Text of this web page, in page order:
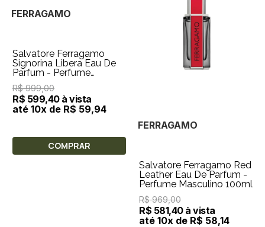
FERRAGAMO
Salvatore Ferragamo
Signorina Libera Eau De
Parfum - Perfume
Feminino 100ml
R$ 999,00
R$ 599,40 à vista
até 10x de R$ 59,94
COMPRAR
FERRAGAMO
Salvatore Ferragamo Red
Leather Eau De Parfum -
Perfume Masculino 100ml
R$ 969,00
R$ 581,40 à vista
até 10x de R$ 58,14